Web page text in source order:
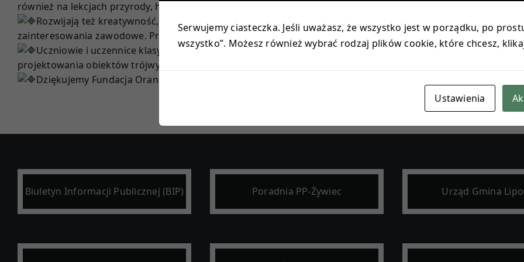
również na lekcjach przyrody, historii, języka polskiego, muzyki, matematyki czy języków obcych.
Rozwijają też kreatywność, umiejętność logicznego myślenia i pracy w zespole. Być może w młodych
zainteresowania zawodowe. Programista to przecież zawód przyszłości.
Uczniowie i uczennice klasy 7 realizować będą ścieżkę pod nazwą 3 Wymiary matematyki. Wykorzystamy
projektowania obiektów trójwymiarowych.
Dziękujemy Fundacja Orange za upominki dla naszych uczniów, którzy chcą rozwijać swoje umiejętności i
Biuletyn Informacji Publicznej (BIP) Poradnia PP-Żywiec Urząd Gmina
Serwujemy ciasteczka. Jeśli uważasz, że wszystko jest w porządku, po
wszystko”. Możesz również wybrać rodzaj plików cookie, które chcesz,
Ustawienia